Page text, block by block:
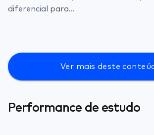
diferencial para...
Ver mais deste
Performance de estudo